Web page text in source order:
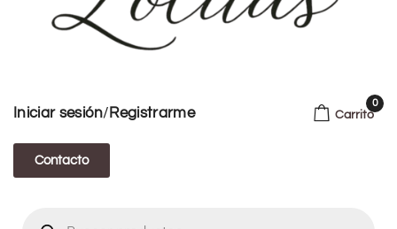
Iniciar sesión/ Registrarme
Contacto
Carrito
0